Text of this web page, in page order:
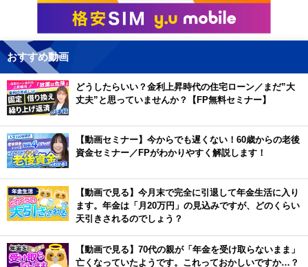
おすすめ動画
どうしたらいい？金利上昇時代の住宅ローン／まだ”大
丈夫”と思っていませんか？【FP無料セミナー】
【動画セミナー】今からでも遅くない！60歳からの老後
資金セミナー／FPがわかりやすく解説します！
【動画で見る】今月末で完全に引退して年金生活に入り
ます。年金は「月20万円」の見込みですが、どのくらい
天引きされるのでしょう？
【動画で見る】70代の親が「年金を受け取らないまま」
亡くなっていたようです。これっておかしいですか…？